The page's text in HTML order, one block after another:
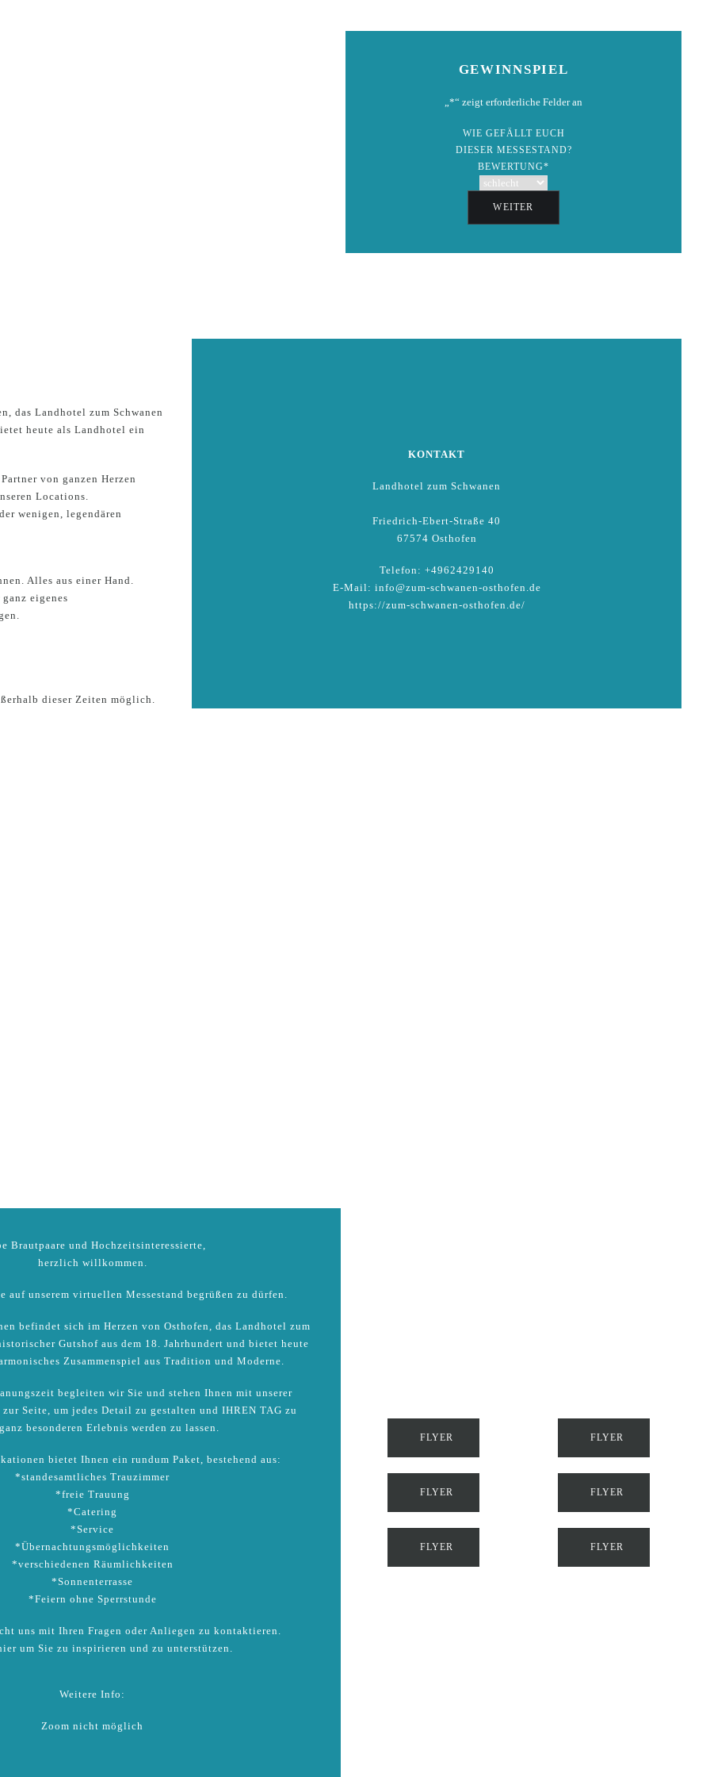
GEWINNSPIEL
„*“ zeigt erforderliche Felder an
WIE GEFÄLLT EUCH
DIESER MESSESTAND?
BEWERTUNG*
das Landhotel zum Schwanen
heute als Landhotel ein
von ganzen Herzen
Locations.
wenigen, legendären
Alles aus einer Hand.
eigenes
dieser Zeiten möglich.
KONTAKT
Landhotel zum Schwanen
Friedrich-Ebert-Straße 40
67574 Osthofen
Telefon: +4962429140
E-Mail: info@zum-schwanen-osthofen.de
https://zum-schwanen-osthofen.de/
Brautpaare und Hochzeitsinteressierte,
herzlich willkommen.
auf unserem virtuellen Messestand begrüßen zu dürfen.
befindet sich im Herzen von Osthofen, das Landhotel zum
Gutshof aus dem 18. Jahrhundert und bietet heute
Zusammenspiel aus Tradition und Moderne.
begleiten wir Sie und stehen Ihnen mit unserer
Seite, um jedes Detail zu gestalten und IHREN TAG zu
besonderen Erlebnis werden zu lassen.
bietet Ihnen ein rundum Paket, bestehend aus:
*standesamtliches Trauzimmer
*freie Trauung
*Catering
*Service
*Übernachtungsmöglichkeiten
*verschiedenen Räumlichkeiten
*Sonnenterrasse
*Feiern ohne Sperrstunde
uns mit Ihren Fragen oder Anliegen zu kontaktieren.
um Sie zu inspirieren und zu unterstützen.
Weitere Info:
Zoom nicht möglich
FLYER
FLYER
FLYER
FLYER
FLYER
FLYER